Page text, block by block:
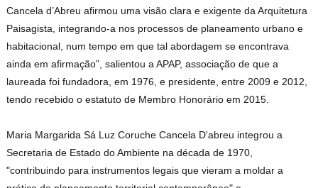
Cancela d’Abreu afirmou uma visão clara e exigente da Arquitetura
Paisagista, integrando-a nos processos de planeamento urbano e
habitacional, num tempo em que tal abordagem se encontrava
ainda em afirmação”, salientou a APAP, associação de que a
laureada foi fundadora, em 1976, e presidente, entre 2009 e 2012,
tendo recebido o estatuto de Membro Honorário em 2015.
Maria Margarida Sá Luz Coruche Cancela D'abreu integrou a
Secretaria de Estado do Ambiente na década de 1970,
"contribuindo para instrumentos legais que vieram a moldar a